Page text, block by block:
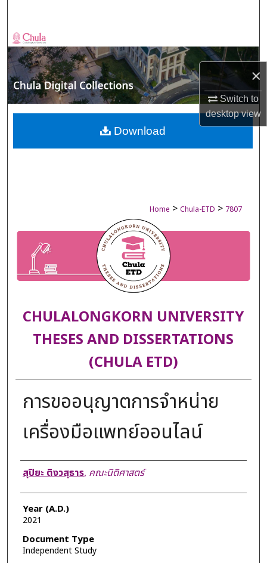
×
Switch to
desktopview
Browse Collections
My Account
About
Digital Commons Network™
Home > Chula-ETD > 7807
CHULALONGKORN UNIVERSITY
THESES AND DISSERTATIONS
(CHULA ETD)
การขออนุญาตการจำหน่าย
เครื่องมือแพทย์ออนไลน์
Author
สุปิยะ ติงวสุธาร, คณะนิติศาสตร์
Year (A.D.)
2021
Document Type
Independent Study
Download